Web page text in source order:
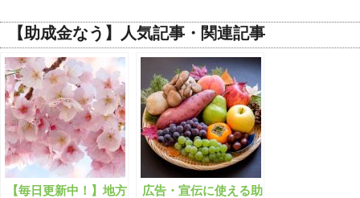
【助成金なう】人気記事・関連記事
【毎日更新中！】地方
広告・宣伝に使える助